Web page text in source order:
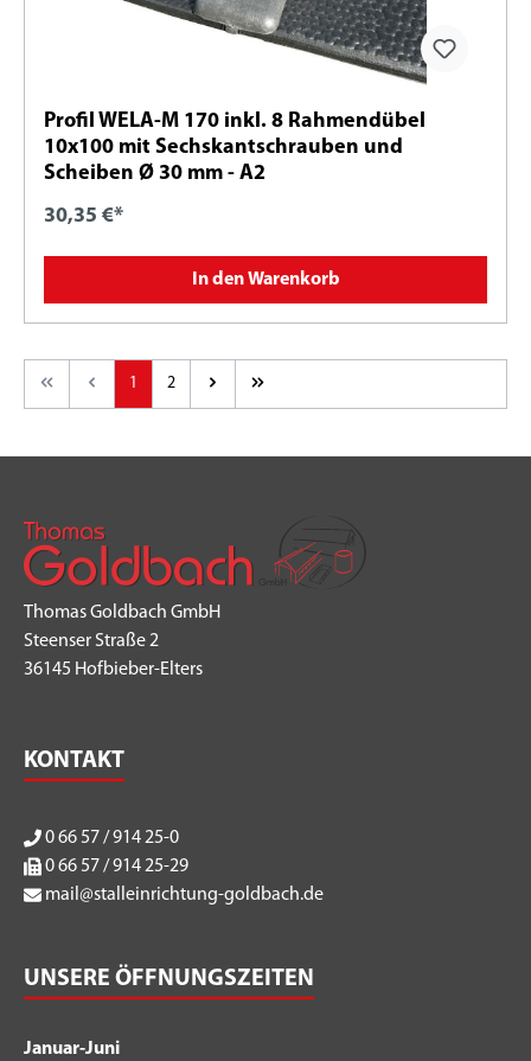
Profil WELA-M 170 inkl. 8 Rahmendübel
10x100 mit Sechskantschrauben und
Scheiben Ø 30 mm - A2
30,35 €*
In den Warenkorb
1 2
Thomas Goldbach GmbH
Steenser Straße 2
36145 Hofbieber-Elters
KONTAKT
0 66 57 / 914 25-0
0 66 57 / 914 25-29
mail@stalleinrichtung-goldbach.de
UNSERE ÖFFNUNGSZEITEN
Januar-Juni